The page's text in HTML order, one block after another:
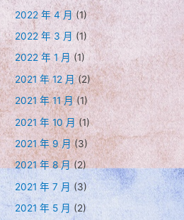
2022 年 4 月(1)
2022 年 3 月 (1)
2022 年 1 月(1)
2021 年 12 月 (2)
2021 年 11 月(1)
2021 年 10 月 (1)
2021 年 9 月(3)
2021 年 8 月(2)
2021 年 7 月 (3)
2021 年 5 月 (2)